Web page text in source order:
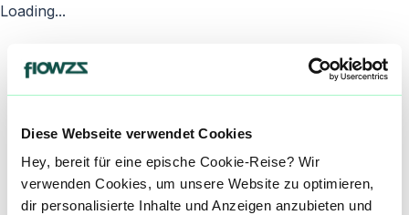
Diese Webseite verwendet Cookies
Hey, bereit für eine epische Cookie-Reise? Wir
verwenden Cookies, um unsere Website zu optimieren,
dir personalisierte Inhalte und Anzeigen anzubieten und
Loading...